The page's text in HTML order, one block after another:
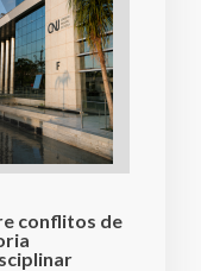
conflitos de